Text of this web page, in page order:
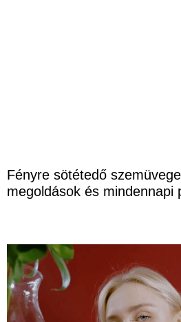
Fényre sötétedő
megoldások és mindennapi